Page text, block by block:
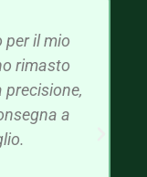
il mio
rimasto
a